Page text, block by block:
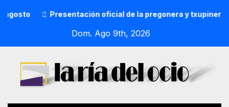
Presentación oficial de la pregonera y txupinera de Aste
Dom. Ago 9th, 2026